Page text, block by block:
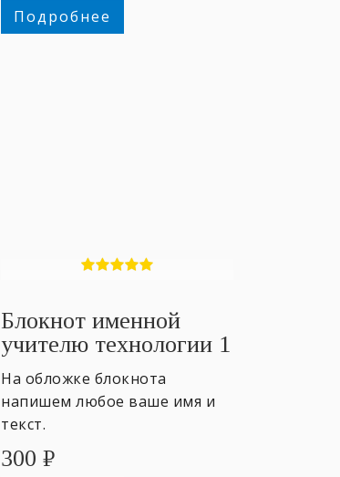
Подробнее
Блокнот именной
учителю технологии 1
На обложке блокнота
напишем любое ваше имя и
текст.
300 ₽